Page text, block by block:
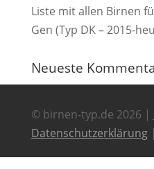
Liste mit allen Birnen
Gen (Typ DK – 2015-
Neueste
© birnen-typ.de 2026 |
Datenschutzerklärung|